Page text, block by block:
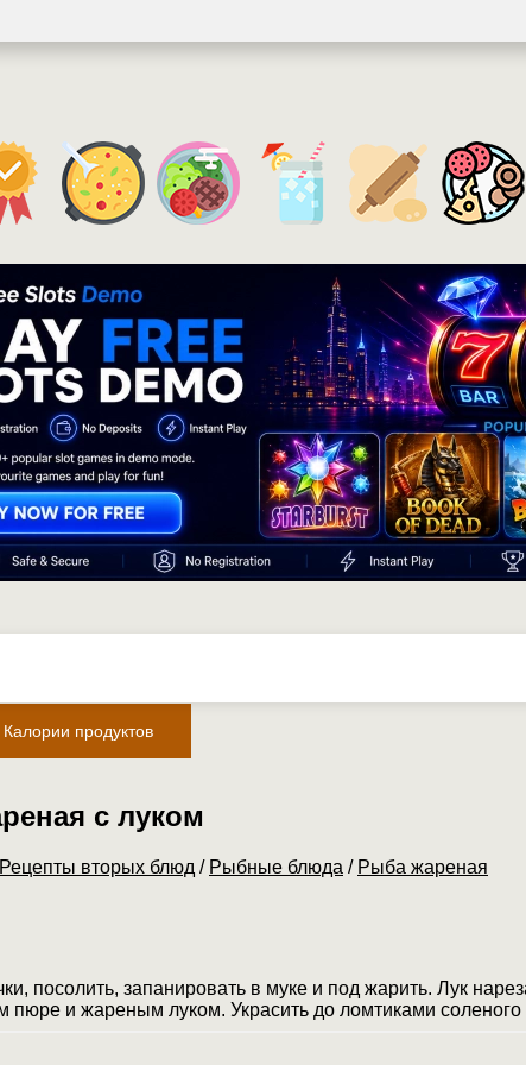
Калории продуктов
с луком
Рецепты вторых блюд / Рыбные блюда / Рыба жареная
посолить, запанировать в муке и под жарить. Лук
пюре и жареным луком. Украсить до ломтиками соленого